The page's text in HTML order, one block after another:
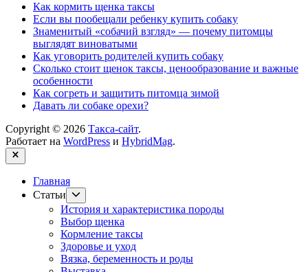
Как кормить щенка таксы
Если вы пообещали ребенку купить собаку
Знаменитый «собачий взгляд» — почему питомцы
выглядят виноватыми
Как уговорить родителей купить собаку
Сколько стоит щенок таксы, ценообразование и важные
особенности
Как согреть и защитить питомца зимой
Давать ли собаке орехи?
Copyright © 2026 Такса-сайт.
Работает на WordPress и HybridMag.
Закрыть
Главная
Статьи
подменю
История и характеристика породы
Выбор щенка
Кормление таксы
Здоровье и уход
Вязка, беременность и роды